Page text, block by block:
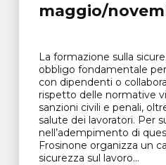
maggio/
La formazione sulla
obbligo fondamentale
con dipendenti o
rispetto delle normative
sanzioni civili e penali,
salute dei lavoratori. Per
nell’adempimento di
Frosinone organizza un
sicurezza sul lavoro...